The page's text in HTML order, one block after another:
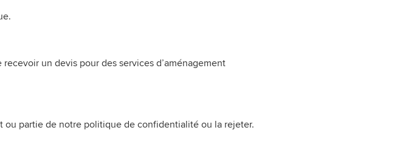
un devis pour des services d’aménagement
ou partie de notre politique de confidentialité ou la rejeter.